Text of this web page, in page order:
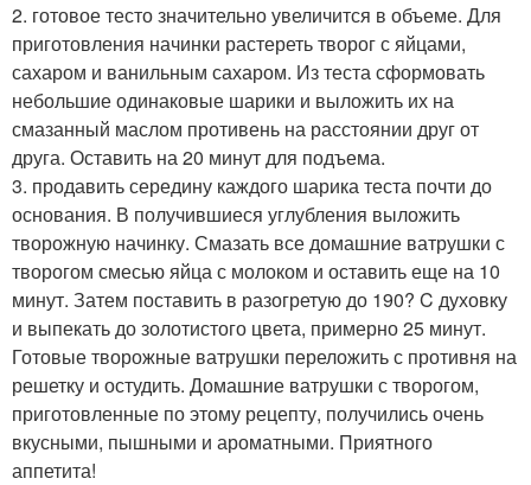
2. готовое тесто значительно увеличится в объеме. Для
приготовления начинки растереть творог с яйцами,
сахаром и ванильным сахаром. Из теста сформовать
небольшие одинаковые шарики и выложить их на
смазанный маслом противень на расстоянии друг от
друга. Оставить на 20 минут для подъема.
3. продавить середину каждого шарика теста почти до
основания. В получившиеся углубления выложить
творожную начинку. Смазать все домашние ватрушки с
творогом смесью яйца с молоком и оставить еще на 10
минут. Затем поставить в разогретую до 190? C духовку
и выпекать до золотистого цвета, примерно 25 минут.
Готовые творожные ватрушки переложить с противня на
решетку и остудить. Домашние ватрушки с творогом,
приготовленные по этому рецепту, получились очень
вкусными, пышными и ароматными. Приятного
аппетита!